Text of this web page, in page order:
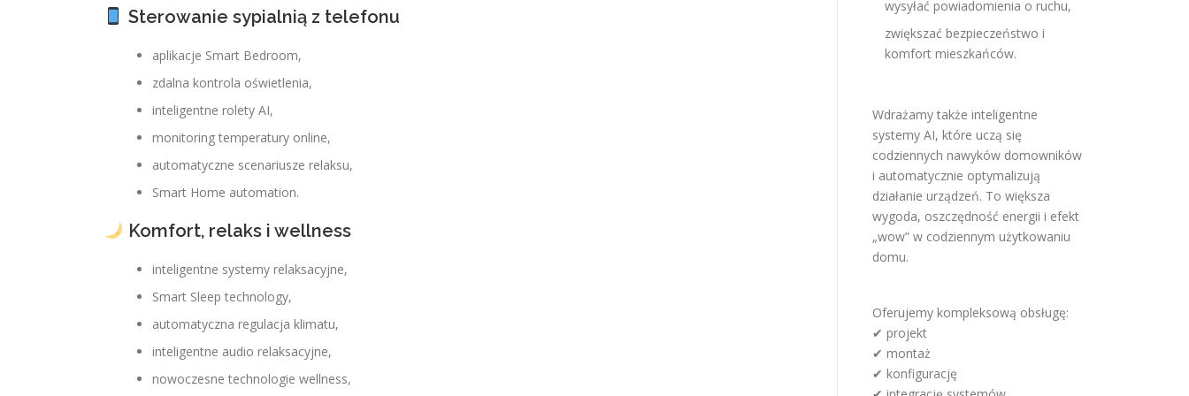
Sterowanie sypialnią z telefonu
aplikacje Smart Bedroom,
zdalna kontrola oświetlenia,
inteligentne rolety AI,
monitoring temperatury online,
automatyczne scenariusze relaksu,
Smart Home automation.
Komfort, relaks i wellness
inteligentne systemy relaksacyjne,
Smart Sleep technology,
automatyczna regulacja klimatu,
inteligentne audio relaksacyjne,
nowoczesne technologie wellness,
wysyłać powiadomienia o ruchu,
zwiększać bezpieczeństwo i
komfort mieszkańców.
Wdrażamy także inteligentne
systemy AI, które uczą się
codziennych nawyków domowników
i automatycznie optymalizują
działanie urządzeń. To większa
wygoda, oszczędność energii i efekt
„wow” w codziennym użytkowaniu
domu.
Oferujemy kompleksową obsługę:
✔ projekt
✔ montaż
✔ konfigurację